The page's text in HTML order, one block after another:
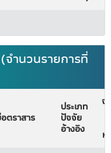
ำนวนรายการที่
ตราสาร
ประเภท
ปัจจัย
อ้างอิง
จ
ห